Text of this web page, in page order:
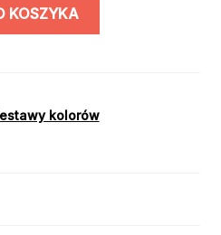
KOSZYKA
kolorów